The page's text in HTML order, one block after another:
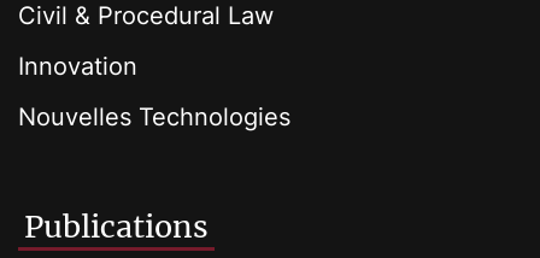
Civil & Procedural Law
Innovation
Nouvelles Technologies
Publications